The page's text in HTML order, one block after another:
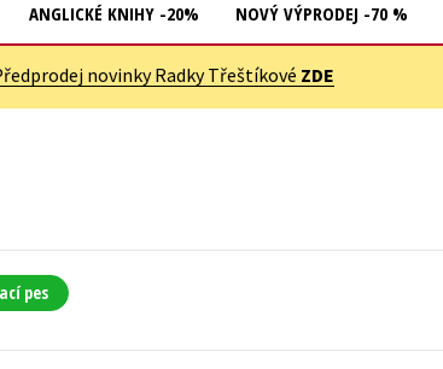
ANGLICKÉ KNIHY -20% NOVÝ VÝPRODEJ -70 %
novinky Radky Třeštíkové ZDE
pes